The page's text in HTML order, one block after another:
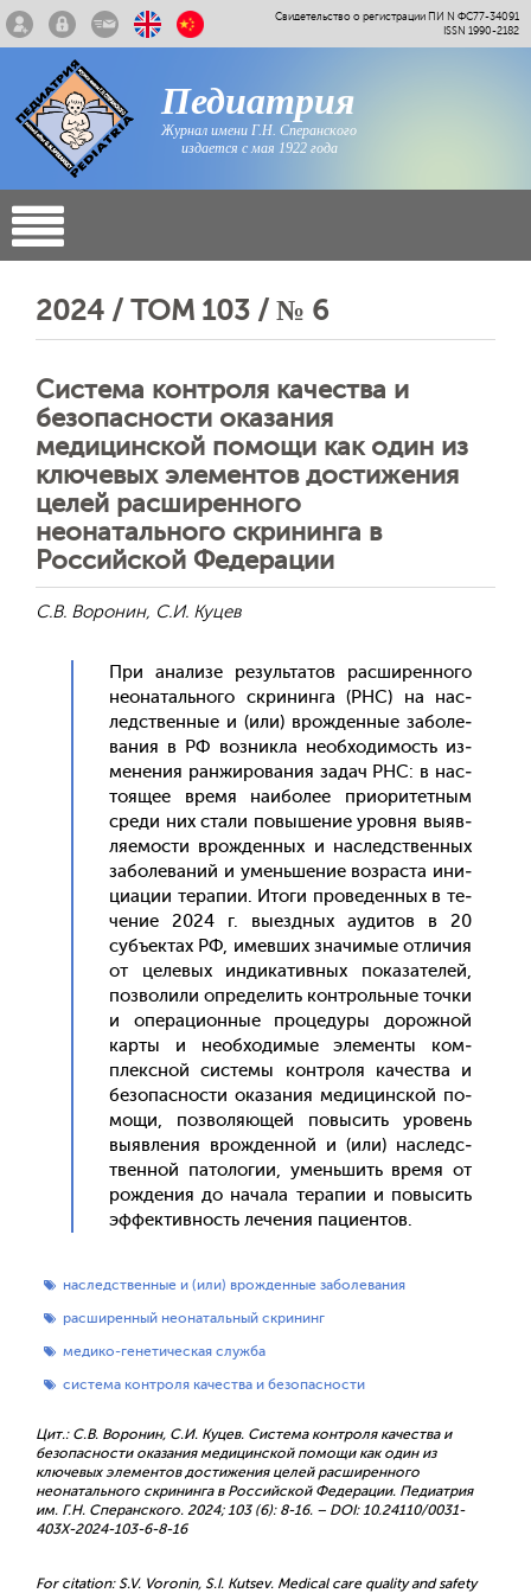
Свидетельство о регистрации ПИ N ФС77-34091
ISSN 1990-2182
Педиатрия
Журнал имени Г.Н. Сперанского
издается с мая 1922 года
2024 / ТОМ 103 / № 6
Система контроля качества и
безопасности оказания
медицинской помощи как один из
ключевых элементов достижения
целей расширенного
неонатального скрининга в
Российской Федерации
С.В. Воронин, С.И. Куцев
При ана­лизе ре­зуль­та­тов рас­ши­рен­но­го
не­она­таль­но­го скри­нин­га (РНС) на нас­
ледс­твен­ные и (или) врож­денные за­боле­
вания в РФ воз­никла не­об­хо­димость из­
ме­нения ран­жи­рова­ния за­дач РНС: в нас­
то­ящее вре­мя на­ибо­лее при­ори­тет­ным
сре­ди них ста­ли по­выше­ние уров­ня вы­яв­
ля­емос­ти врож­денных и нас­ледс­твен­ных
за­боле­ваний и умень­ше­ние воз­раста ини­
ци­ации те­рапии. Ито­ги про­веден­ных в те­
чение 2024 г. вы­ез­дных а­уди­тов в 20
субъ­ек­тах РФ, имев­ших зна­чимые от­ли­чия
от це­левых ин­ди­катив­ных по­каза­телей,
поз­во­лили оп­ре­делить кон­троль­ные точ­ки
и опе­раци­он­ные про­цеду­ры до­рож­ной
кар­ты и не­об­хо­димые эле­мен­ты ком­
плексной сис­те­мы кон­тро­ля ка­чес­тва и
бе­зопас­ности ока­зания ме­дицин­ской по­
мощи, поз­во­ля­ющей по­высить уро­вень
вы­яв­ле­ния врож­денной и (или) нас­ледс­
твен­ной па­толо­гии, умень­шить вре­мя от
рож­де­ния до на­чала те­рапии и по­высить
эф­фектив­ность ле­чения па­ци­ен­тов.
наследственные и (или) врожденные заболевания
расширенный неонатальный скрининг
медико-генетическая служба
система контроля качества и безопасности
Цит.: С.В. Воронин, С.И. Куцев. Система контроля качества и
безопасности оказания медицинской помощи как один из
ключевых элементов достижения целей расширенного
неонатального скрининга в Российской Федерации. Педиатрия
им. Г.Н. Сперанского. 2024; 103 (6): 8-16. – DOI: 10.24110/0031-
403X-2024-103-6-8-16
For citation: S.V. Voronin, S.I. Kutsev. Medical care quality and safety